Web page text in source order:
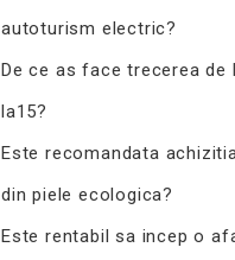
autoturism electric?
De ce as face trecerea de
la15?
Este recomandata
din piele ecologica?
Este rentabil sa incep o